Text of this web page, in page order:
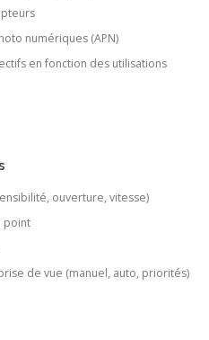
numériques (APN)
en fonction des utilisations
ouverture, vitesse)
point
de vue (manuel, auto, priorités)